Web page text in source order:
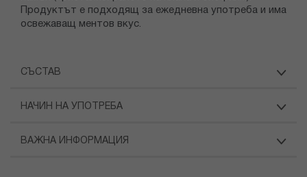
Продуктът е подходящ за ежедневна употреба и има
освежаващ ментов вкус.
СЪСТАВ
НАЧИН НА УПОТРЕБА
ВАЖНА ИНФОРМАЦИЯ